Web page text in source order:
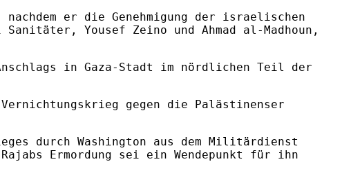
er die Genehmigung der israelischen
Yousef Zeino und Ahmad al-Madhoun,
in Gaza-Stadt im nördlichen Teil der
gegen die Palästinenser
durch Washington aus dem Militärdienst
Ermordung sei ein Wendepunkt für ihn